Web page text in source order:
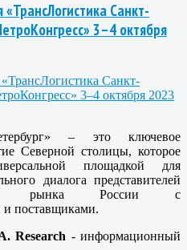
Санкт-
3–4 октября
– это ключевое
Северной столицы, которое
площадкой для
диалога представителей
рынка России с
и поставщиками.
Research - информационный